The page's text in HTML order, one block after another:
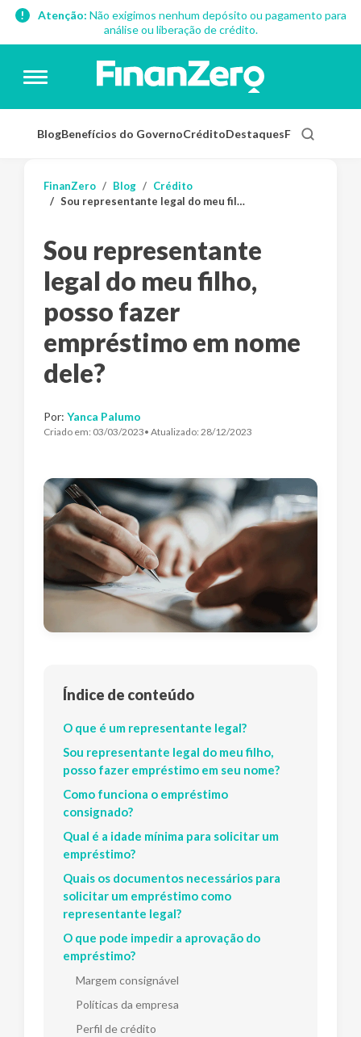
Atenção: Não exigimos nenhum depósito ou pagamento para
análise ou liberação de crédito.
BlogBenefícios do GovernoCréditoDestaquesFinanças
FinanZero Blog
Crédito
Sou representante legal do meu filho, posso fazer empréstimo em nome dele?
Sou representante
legal do meu filho,
posso fazer
empréstimo em nome
dele?
Por: Yanca Palumo
Criado em: 03/03/2023• Atualizado: 28/12/2023
Índice de conteúdo
O que é um representante legal?
Sou representante legal do meu filho,
posso fazer empréstimo em seu nome?
Como funciona o empréstimo
consignado?
Qual é a idade mínima para solicitar um
empréstimo?
Quais os documentos necessários para
solicitar um empréstimo como
representante legal?
O que pode impedir a aprovação do
empréstimo?
Margem consignável
Políticas da empresa
Perfil de crédito